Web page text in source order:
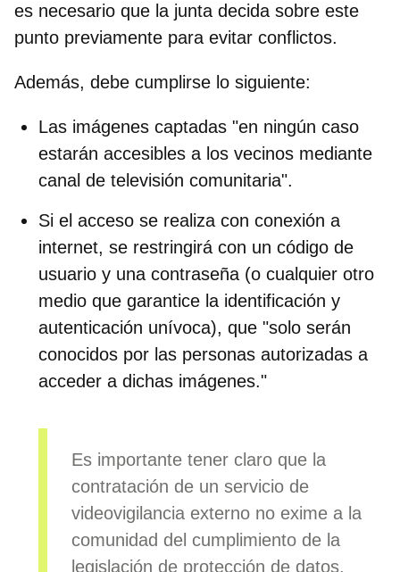
es necesario que la junta decida sobre este
punto previamente para evitar conflictos.
Además, debe cumplirse lo siguiente:
Las imágenes captadas "en ningún caso
estarán accesibles a los vecinos mediante
canal de televisión comunitaria".
Si el acceso se realiza con conexión a
internet, se restringirá con un código de
usuario y una contraseña (o cualquier otro
medio que garantice la identificación y
autenticación unívoca), que "solo serán
conocidos por las personas autorizadas a
acceder a dichas imágenes."
Es importante tener claro que la
contratación de un servicio de
videovigilancia externo no exime a la
comunidad del cumplimiento de la
legislación de protección de datos.